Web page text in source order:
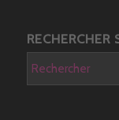
RECHERCHER